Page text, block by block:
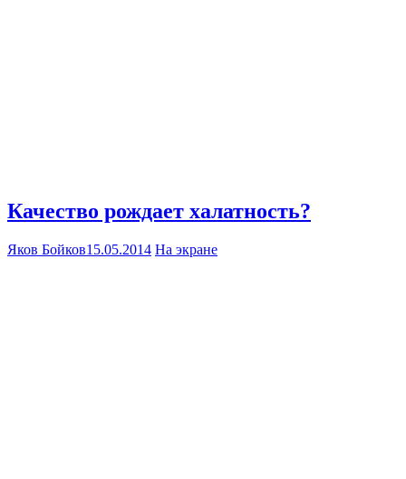
Качество рождает халатность?
Яков Бойков15.05.2014 На экране